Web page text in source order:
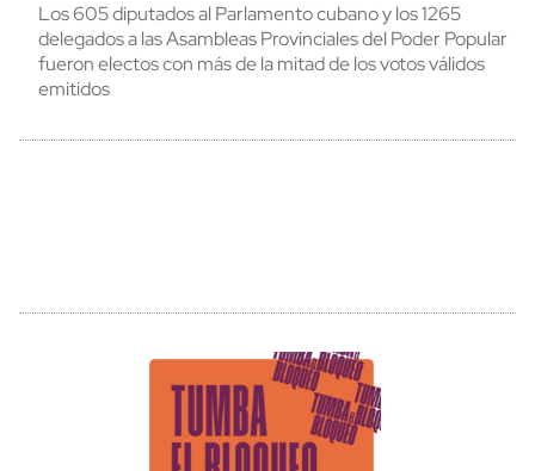
Los 605 diputados al Parlamento cubano y los 1265
delegados a las Asambleas Provinciales del Poder Popular
fueron electos con más de la mitad de los votos válidos
emitidos